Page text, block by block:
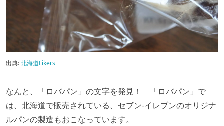
出典:北海道Likers
なんと、「ロバパン」の文字を発見！ 「ロバパン」で
は、北海道で販売されている、セブン-イレブンのオリジナ
ルパンの製造もおこなっています。